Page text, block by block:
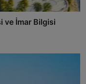
ve İmar Bilgisi